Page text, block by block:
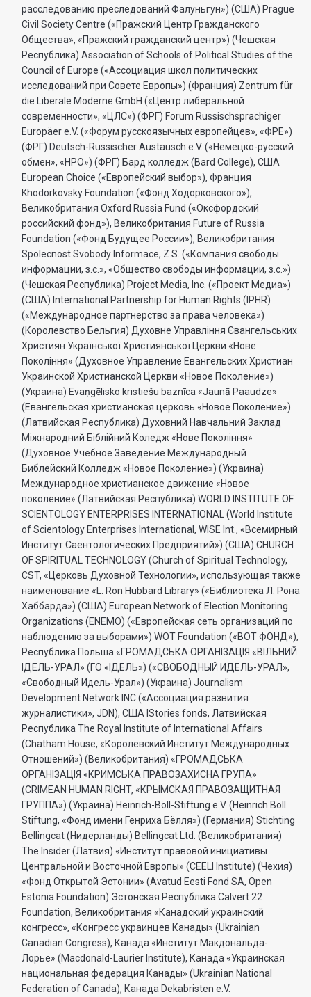
расследованию преследований Фалуньгун») (США) Prague
Civil Society Centre («Пражский Центр Гражданского
Общества», «Пражский гражданский центр») (Чешская
Республика) Association of Schools of Political Studies of the
Council of Europe («Ассоциация школ политических
исследований при Совете Европы») (Франция) Zentrum für
die Liberale Moderne GmbH («Центр либеральной
современности», «ЦЛС») (ФРГ) Forum Russischsprachiger
Europäer e.V. («Форум русскоязычных европейцев», «ФРЕ»)
(ФРГ) Deutsch-Russischer Austausch e.V. («Немецко-русский
обмен», «НРО») (ФРГ) Бард колледж (Bard College), США
European Choice («Европейский выбор»), Франция
Khodorkovsky Foundation («Фонд Ходорковского»),
Великобритания Oxford Russia Fund («Оксфордский
российский фонд»), Великобритания Future of Russia
Foundation («Фонд Будущее России»), Великобритания
Spolecnost Svobody Informace, Z.S. («Компания свободы
информации, з.с.», «Общество свободы информации, з.с.»)
(Чешская Республика) Project Media, Inc. («Проект Медиа»)
(США) International Partnership for Human Rights (IPHR)
(«Международное партнерство за права человека»)
(Королевство Бельгия) Духовне Управлiння Євангельських
Християн Української Християнської Церкви «Нове
Поколiння» (Духовное Управление Евангельских Христиан
Украинской Христианской Церкви «Новое Поколение»)
(Украина) Evaņgēlisko kristiešu baznīca «Jaunā Paaudze»
(Евангельская христианская церковь «Новое Поколение»)
(Латвийская Республика) Духовний Навчальний Заклад
Міжнародний Біблійний Коледж «Нове Покоління»
(Духовное Учебное Заведение Международный
Библейский Колледж «Новое Поколение») (Украина)
Международное христианское движение «Новое
поколение» (Латвийская Республика) WORLD INSTITUTE OF
SCIENTOLOGY ENTERPRISES INTERNATIONAL (World Institute
of Scientology Enterprises International, WISE Int., «Всемирный
Институт Саентологических Предприятий») (США) CHURCH
OF SPIRITUAL TECHNOLOGY (Church of Spiritual Technology,
CST, «Церковь Духовной Технологии», использующая также
наименование «L. Ron Hubbard Library» («Библиотека Л. Рона
Хаббарда») (США) European Network of Election Monitoring
Organizations (ENEMO) («Европейская сеть организаций по
наблюдению за выборами») WOT Foundation («ВОТ ФОНД»),
Республика Польша «ГРОМАДСЬКА ОРГАНI3АЦIЯ «ВIЛЬНИЙ
IДЕЛЬ-УРАЛ» (ГО «IДЕЛЬ») («СВОБОДНЫЙ ИДЕЛЬ-УРАЛ»,
«Свободный Идель-Урал») (Украина) Journalism
Development Network INC («Ассоциация развития
журналистики», JDN), США IStories fonds, Латвийская
Республика The Royal Institute of International Affairs
(Chatham House, «Королевский Институт Международных
Отношений») (Великобритания) «ГРОМАДСЬКА
ОРГАНIЗАЦIЯ «КРИМСЬКА ПРАВОЗАХИСНА ГРУПА»
(CRIMEAN HUMAN RIGHT, «КРЫМСКАЯ ПРАВОЗАЩИТНАЯ
ГРУППА») (Украина) Heinrich-Böll-Stiftung e.V. (Heinrich Böll
Stiftung, «Фонд имени Генриха Бёлля») (Германия) Stichting
Bellingcat (Нидерланды) Bellingcat Ltd. (Великобритания)
The Insider (Латвия) «Институт правовой инициативы
Центральной и Восточной Европы» (CEELI Institute) (Чехия)
«Фонд Открытой Эстонии» (Avatud Eesti Fond SA, Open
Estonia Foundation) Эстонская Республика Calvert 22
Foundation, Великобритания «Канадский украинский
конгресс», «Конгресс украинцев Канады» (Ukrainian
Canadian Congress), Канада «Институт Макдональда-
Лорье» (Macdonald-Laurier Institute), Канада «Украинская
национальная федерация Канады» (Ukrainian National
Federation of Canada), Канада Dekabristen e.V.